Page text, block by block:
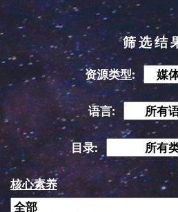
筛选结
资源类型:
语言:
目录:
核心素养